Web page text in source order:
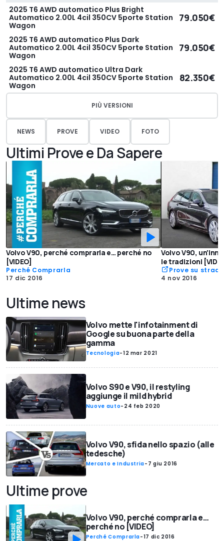
2025 T6 AWD automatico Plus Bright
Automatico 2.00L 4cil 350CV 5porte Station
Wagon
79.050€
2025 T6 AWD automatico Plus Dark
Automatico 2.00L 4cil 350CV 5porte Station
Wagon
79.050€
2025 T6 AWD automatico Ultra Dark
Automatico 2.00L 4cil 350CV 5porte Station
Wagon
82.350€
PIÙ VERSIONI
NEWS PROVE VIDEO FOTO
Ultimi Prove e Da Sapere
Volvo V90, perché comprarla e… perché no
[VIDEO]
Perché Comprarla
17 dic 2016
Volvo V90,
le tradizioni
Prove su
4 nov 2016
Ultime news
Volvo mette l'infotainment di
Google su buona parte della
gamma
Tecnologia-12 mar 2021
Volvo S90 e V90, il restyling
aggiunge il mild hybrid
Nuove auto- 24 feb 2020
Volvo V90, sfida nello spazio (alle
tedesche)
Mercato e Industria- 7 giu 2016
Ultime prove
Volvo V90, perché comprarla e…
perché no [VIDEO]
Perché Comprarla-17 dic 2016